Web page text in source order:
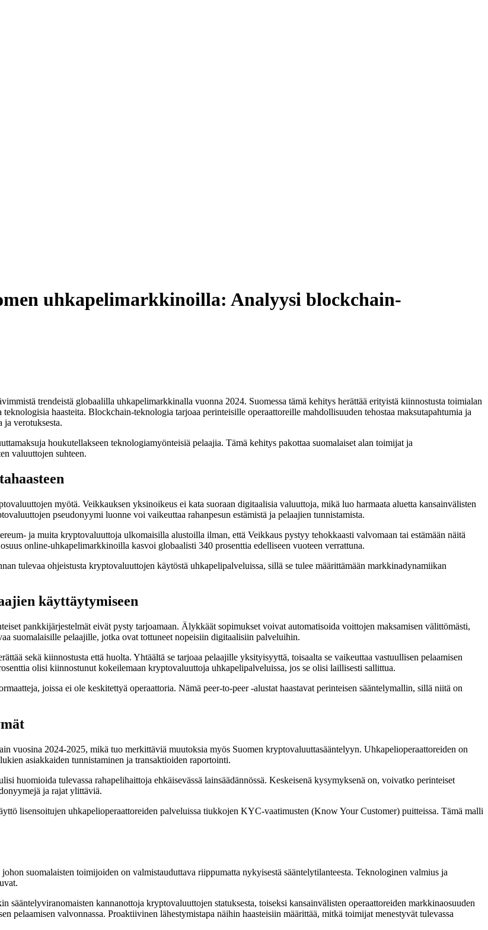
uhkapelimarkkinoilla: Analyysi blockchain-
trendeistä globaalilla uhkapelimarkkinalla vuonna 2024. Suomessa tämä kehitys herättää erityistä kiinnostusta toimialan
haasteita. Blockchain-teknologia tarjoaa perinteisille operaattoreille mahdollisuuden tehostaa maksutapahtumia ja
ja verotuksesta.
houkutellakseen teknologiamyönteisiä pelaajia. Tämä kehitys pakottaa suomalaiset alan toimijat ja
valuuttojen suhteen.
myötä. Veikkauksen yksinoikeus ei kata suoraan digitaalisia valuuttoja, mikä luo harmaata aluetta kansainvälisten
pseudonyymi luonne voi vaikeuttaa rahanpesun estämistä ja pelaajien tunnistamista.
ja muita kryptovaluuttoja ulkomaisilla alustoilla ilman, että Veikkaus pystyy tehokkaasti valvomaan tai estämään näitä
online-uhkapelimarkkinoilla kasvoi globaalisti 340 prosenttia edelliseen vuoteen verrattuna.
tulevaa ohjeistusta kryptovaluuttojen käytöstä uhkapelipalveluissa, sillä se tulee määrittämään markkinadynamiikan
käyttäytymiseen
pankkijärjestelmät eivät pysty tarjoamaan. Älykkäät sopimukset voivat automatisoida voittojen maksamisen välittömästi,
suomalaisille pelaajille, jotka ovat tottuneet nopeisiin digitaalisiin palveluihin.
sekä kiinnostusta että huolta. Yhtäältä se tarjoaa pelaajille yksityisyyttä, toisaalta se vaikeuttaa vastuullisen pelaamisen
olisi kiinnostunut kokeilemaan kryptovaluuttoja uhkapelipalveluissa, jos se olisi laillisesti sallittua.
joissa ei ole keskitettyä operaattoria. Nämä peer-to-peer -alustat haastavat perinteisen sääntelymallin, sillä niitä on
vuosina 2024-2025, mikä tuo merkittäviä muutoksia myös Suomen kryptovaluuttasääntelyyn. Uhkapelioperaattoreiden on
asiakkaiden tunnistaminen ja transaktioiden raportointi.
huomioida tulevassa rahapelihaittoja ehkäisevässä lainsäädännössä. Keskeisenä kysymyksenä on, voivatko perinteiset
ja rajat ylittäviä.
lisensoitujen uhkapelioperaattoreiden palveluissa tiukkojen KYC-vaatimusten (Know Your Customer) puitteissa. Tämä malli
suomalaisten toimijoiden on valmistauduttava riippumatta nykyisestä sääntelytilanteesta. Teknologinen valmius ja
kannanottoja kryptovaluuttojen statuksesta, toiseksi kansainvälisten operaattoreiden markkinaosuuden
pelaamisen valvonnassa. Proaktiivinen lähestymistapa näihin haasteisiin määrittää, mitkä toimijat menestyvät tulevassa